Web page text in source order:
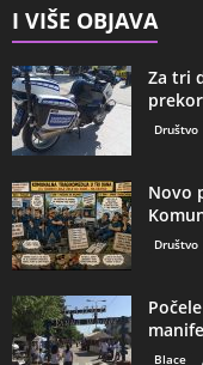
I VIŠE OBJAVA
Za tri
Društvo
Novo
Društvo
Blace